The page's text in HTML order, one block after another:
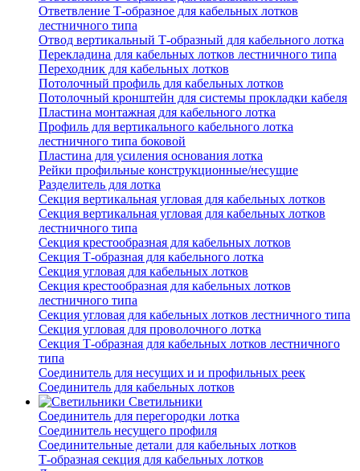
Ответвление Т-образное для кабельных лотков
лестничного типа
Отвод вертикальный Т-образный для кабельного лотка
Перекладина для кабельных лотков лестничного типа
Переходник для кабельных лотков
Потолочный профиль для кабельных лотков
Потолочный кронштейн для системы прокладки кабеля
Пластина монтажная для кабельного лотка
Профиль для вертикального кабельного лотка
лестничного типа боковой
Пластина для усиления основания лотка
Рейки профильные конструкционные/несущие
Разделитель для лотка
Секция вертикальная угловая для кабельных лотков
Секция вертикальная угловая для кабельных лотков
лестничного типа
Секция крестообразная для кабельных лотков
Секция Т-образная для кабельного лотка
Секция угловая для кабельных лотков
Секция крестообразная для кабельных лотков
лестничного типа
Секция угловая для кабельных лотков лестничного типа
Секция угловая для проволочного лотка
Секция Т-образная для кабельных лотков лестничного
типа
Соединитель для несущих и и профильных реек
Соединитель для кабельных лотков
Светильники
Соединитель для перегородки лотка
Соединитель несущего профиля
Соединительные детали для кабельных лотков
Т-образная секция для кабельных лотков